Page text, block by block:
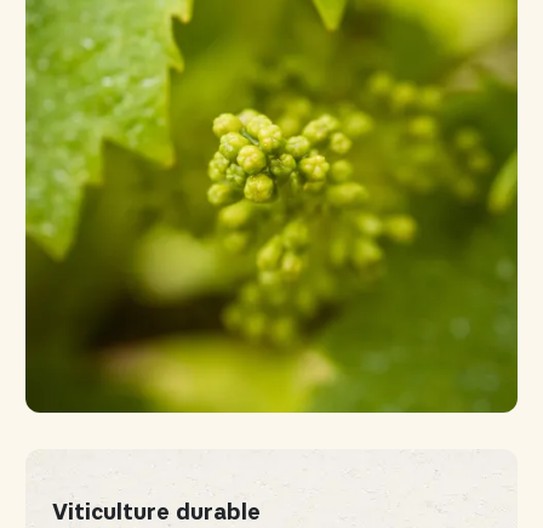
Viticulture durable